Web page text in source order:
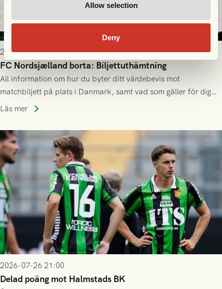
Allow selection
Deny
2026-07-28 17:36
FC Nordsjælland borta: Biljettuthämtning
All information om hur du byter ditt värdebevis mot
matchbiljett på plats i Danmark, samt vad som gäller för dig
som står på reservlista eller fått förhinder.
Läs mer
2026-07-26 21:00
Delad poäng mot Halmstads BK